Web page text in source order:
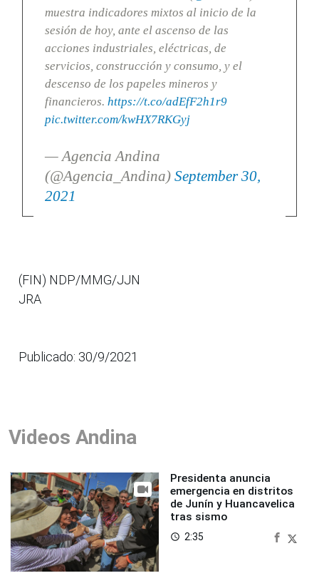
muestra indicadores mixtos al inicio de la
sesión de hoy, ante el ascenso de las
acciones industriales, eléctricas, de
servicios, construcción y consumo, y el
descenso de los papeles mineros y
financieros. https://t.co/adEfF2h1r9
pic.twitter.com/kwHX7RKGyj
— Agencia Andina
(@Agencia_Andina) September 30,
2021
(FIN) NDP/MMG/JJN
JRA
Publicado: 30/9/2021
Videos Andina
Presidenta anuncia
emergencia en distritos
de Junín y Huancavelica
tras sismo
access_time 2:35